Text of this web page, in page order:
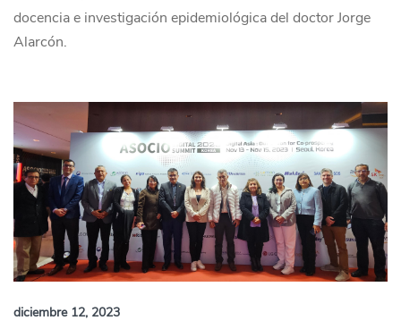
docencia e investigación epidemiológica del doctor Jorge
Alarcón.
diciembre 12, 2023